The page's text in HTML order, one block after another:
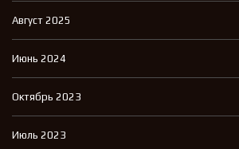
Август 2025
Июнь 2024
Октябрь 2023
Июль 2023